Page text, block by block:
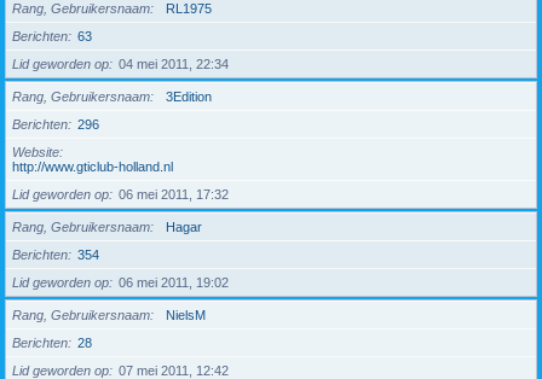
Rang, Gebruikersnaam
RL1975
Berichten
63
Lid geworden op
04 mei 2011, 22:34
Rang, Gebruikersnaam
3Edition
Berichten
296
Website
http://www.gticlub-holland.nl
Lid geworden op
06 mei 2011, 17:32
Rang, Gebruikersnaam
Hagar
Berichten
354
Lid geworden op
06 mei 2011, 19:02
Rang, Gebruikersnaam
NielsM
Berichten
28
Lid geworden op
07 mei 2011, 12:42